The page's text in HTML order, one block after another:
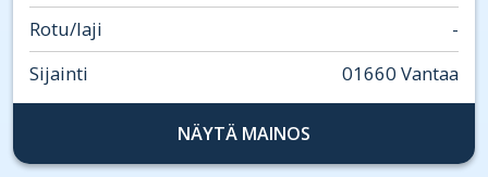
Rotu/laji
-
Sijainti
01660 Vantaa
NÄYTÄ MAINOS